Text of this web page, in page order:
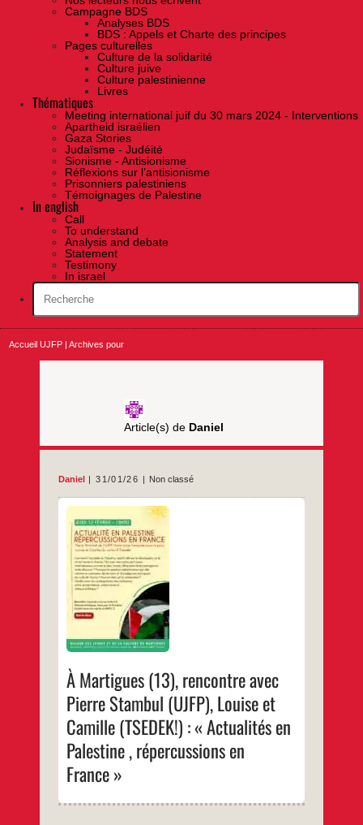
Campagne BDS
Analyses BDS
BDS : Appels et Charte des principes
Pages culturelles
Culture de la solidarité
Culture juive
Culture palestinienne
Livres
Thématiques
Meeting international juif du 30 mars 2024 - Interventions
Apartheid israélien
Gaza Stories
Judaïsme - Judéité
Sionisme - Antisionisme
Réflexions sur l’antisionisme
Prisonniers palestiniens
Témoignages de Palestine
In english
Call
To understand
Analysis and debate
Statement
Testimony
In israel
Accueil UJFP |Archives pour
Article(s) de Daniel
Daniel 31/01/26 Non classé
À Martigues (13), rencontre avec
Pierre Stambul (UJFP), Louise et
Camille (TSEDEK!) : « Actualités en
Palestine , répercussions en
France »
Le jeudi 12 février à 18h30Maison des
Jeunes et de la Culture de Martigues